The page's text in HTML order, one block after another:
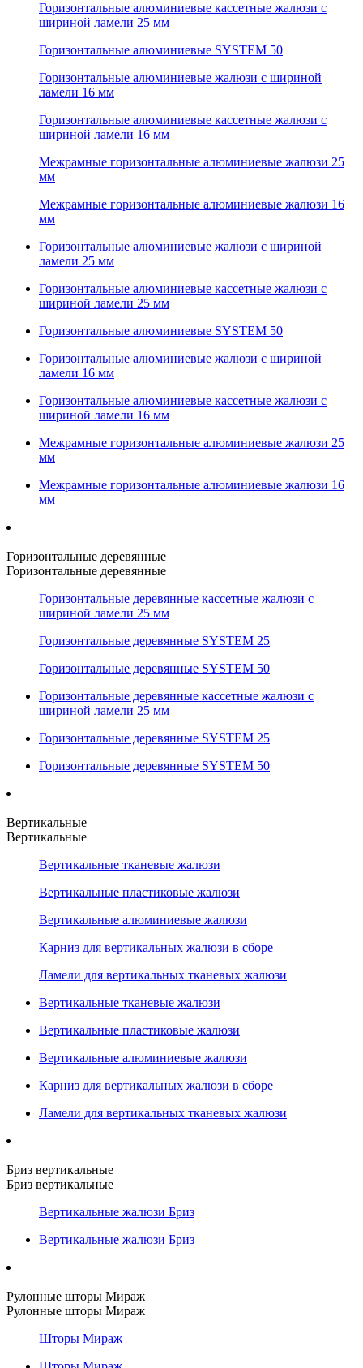
Горизонтальные алюминиевые кассетные жалюзи с
шириной ламели 25 мм
Горизонтальные алюминиевые SYSTEM 50
Горизонтальные алюминиевые жалюзи с шириной
ламели 16 мм
Горизонтальные алюминиевые кассетные жалюзи с
шириной ламели 16 мм
Межрамные горизонтальные алюминиевые жалюзи 25
мм
Межрамные горизонтальные алюминиевые жалюзи 16
мм
Горизонтальные алюминиевые жалюзи с шириной
ламели 25 мм
Горизонтальные алюминиевые кассетные жалюзи с
шириной ламели 25 мм
Горизонтальные алюминиевые SYSTEM 50
Горизонтальные алюминиевые жалюзи с шириной
ламели 16 мм
Горизонтальные алюминиевые кассетные жалюзи с
шириной ламели 16 мм
Межрамные горизонтальные алюминиевые жалюзи 25
мм
Межрамные горизонтальные алюминиевые жалюзи 16
мм
Горизонтальные деревянные
Горизонтальные деревянные
Горизонтальные деревянные кассетные жалюзи с
шириной ламели 25 мм
Горизонтальные деревянные SYSTEM 25
Горизонтальные деревянные SYSTEM 50
Горизонтальные деревянные кассетные жалюзи с
шириной ламели 25 мм
Горизонтальные деревянные SYSTEM 25
Горизонтальные деревянные SYSTEM 50
Вертикальные
Вертикальные
Вертикальные тканевые жалюзи
Вертикальные пластиковые жалюзи
Вертикальные алюминиевые жалюзи
Карниз для вертикальных жалюзи в сборе
Ламели для вертикальных тканевых жалюзи
Вертикальные тканевые жалюзи
Вертикальные пластиковые жалюзи
Вертикальные алюминиевые жалюзи
Карниз для вертикальных жалюзи в сборе
Ламели для вертикальных тканевых жалюзи
Бриз вертикальные
Бриз вертикальные
Вертикальные жалюзи Бриз
Вертикальные жалюзи Бриз
Рулонные шторы Мираж
Рулонные шторы Мираж
Шторы Мираж